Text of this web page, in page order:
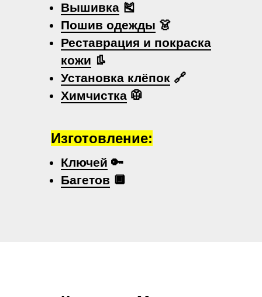
Вышивка 🎽
Пошив одежды 👗
Реставрация и покраска
кожи 👢
Установка клёпок 🔗
Химчистка 🥼
Ключей 🔑
Багетов 🔲
Изготовление: